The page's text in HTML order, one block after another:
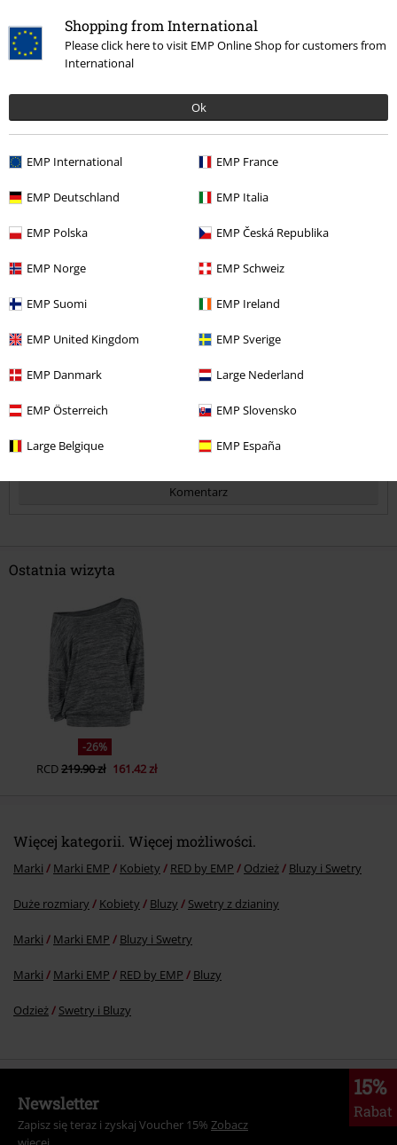
Shopping from International
Please click here to visit EMP Online Shop for customers from
International
Ok
EMP International EMP France
EMP Deutschland EMP Italia
EMP Polska EMP Česká Republika
EMP Norge EMP Schweiz
EMP Suomi EMP Ireland
EMP United Kingdom EMP Sverige
EMP Danmark Large Nederland
EMP Österreich EMP Slovensko
Large Belgique EMP España
Kupiony rozmiar: M
Polecam
Krój
Szerokość
Za wąski
Idealny
Za krótki
Idealny
Opinia zweryfikowana
Czy ta opinia okazała się pomocna?
Komentarz
Prześlij komentarz
Ostatnia wizyta
-26%
RCD219.90 zł 161.42 zł
Więcej kategorii. Więcej możliwości.
Marki Marki EMP Kobiety RED by EMP Odzież Bluzy i Swetry
Duże rozmiary Kobiety Bluzy Swetry z dzianiny
Marki Marki EMP Bluzy i Swetry
Marki Marki EMP RED by EMP Bluzy
Odzież Swetry i Bluzy
15%
Rabat
Newsletter
Zapisz się teraz i zyskaj Voucher 15% Zobacz